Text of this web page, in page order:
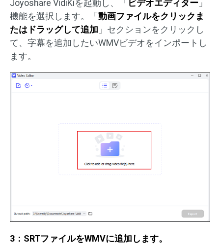
Joyoshare VidiKiを起動し、「ビデオエディター 」
機能を選択します。「動画ファイルをクリックま
たはドラッグして追加 」セクションをクリックし
て、字幕を追加したいWMVビデオをインポートし
ます。
3：SRTファイルをWMVに追加します。